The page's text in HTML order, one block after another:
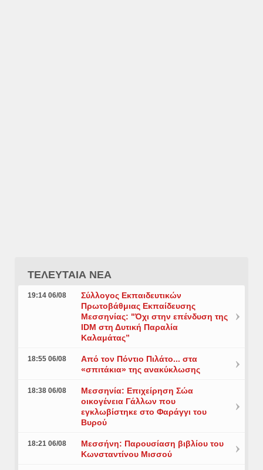
ΤΕΛΕΥΤΑΙΑ ΝΕΑ
19:14 06/08
Σύλλογος Εκπαιδευτικών
Πρωτοβάθμιας Εκπαίδευσης
Μεσσηνίας: "Όχι στην επένδυση της
IDM στη Δυτική Παραλία
Καλαμάτας”
18:55 06/08
Από τον Πόντιο Πιλάτο... στα
«σπιτάκια» της ανακύκλωσης
18:38 06/08
Μεσσηνία: Επιχείρηση Σώα
οικογένεια Γάλλων που
εγκλωβίστηκε στο Φαράγγι του
Βυρού
18:21 06/08
Μεσσήνη: Παρουσίαση βιβλίου του
Κωνσταντίνου Μισσού